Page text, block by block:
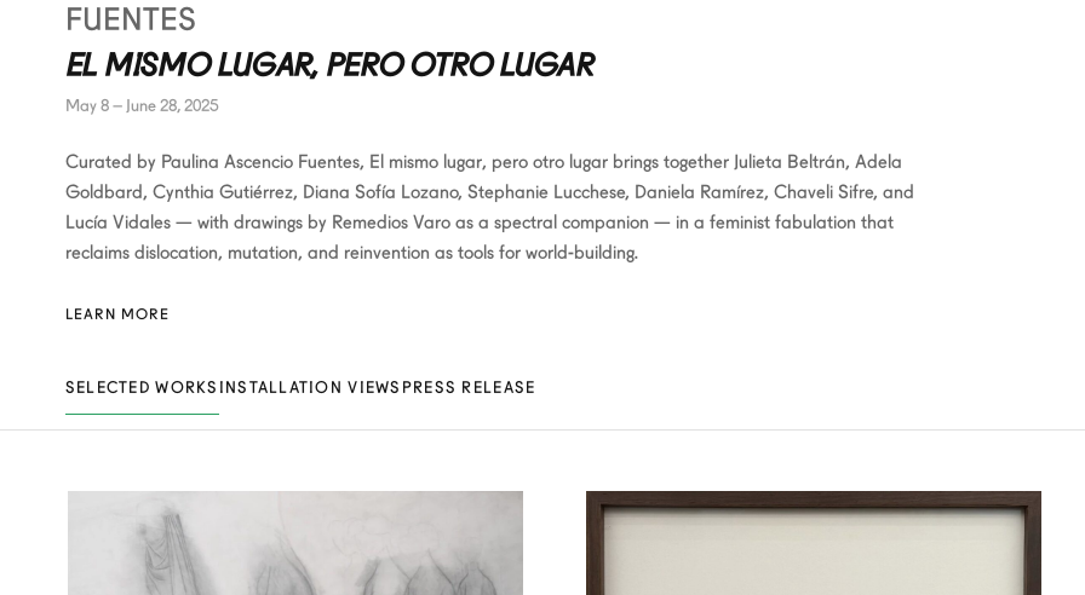
FUENTES
EL MISMO LUGAR, PERO OTRO LUGAR
May 8 – June 28, 2025
Curated by Paulina Ascencio Fuentes, El mismo lugar, pero otro lugar brings together Julieta Beltrán, Adela
Goldbard, Cynthia Gutiérrez, Diana Sofía Lozano, Stephanie Lucchese, Daniela Ramírez, Chaveli Sifre, and
Lucía Vidales — with drawings by Remedios Varo as a spectral companion — in a feminist fabulation that
reclaims dislocation, mutation, and reinvention as tools for world-building.
LEARN MORE
SELECTED WORKS INSTALLATION VIEWS PRESS RELEASE